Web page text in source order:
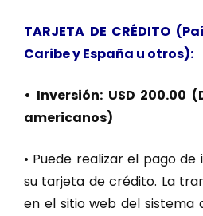
TARJETA DE CRÉDITO
Caribe y España u otros):
• Inversión: USD 200.00
americanos)
• Puede realizar el pago
su tarjeta de crédito. La
en el sitio web del sistema